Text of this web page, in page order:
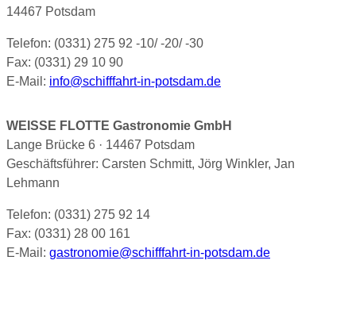
14467 Potsdam
Telefon: (0331) 275 92 -10/ -20/ -30
Fax: (0331) 29 10 90
E-Mail: info@schifffahrt-in-potsdam.de
WEISSE FLOTTE Gastronomie GmbH
Lange Brücke 6 · 14467 Potsdam
Geschäftsführer: Carsten Schmitt, Jörg Winkler, Jan
Lehmann
Telefon: (0331) 275 92 14
Fax: (0331) 28 00 161
E-Mail: gastronomie@schifffahrt-in-potsdam.de